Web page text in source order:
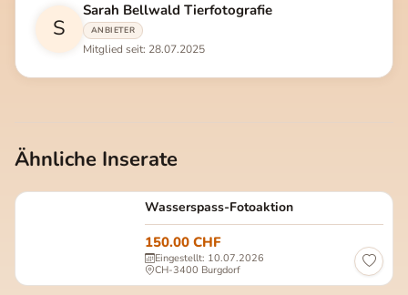
S
Sarah Bellwald Tierfotografie
ANBIETER
Mitglied seit: 28.07.2025
Ähnliche Inserate
Wasserspass-Fotoaktion
150.00 CHF
Eingestellt: 10.07.2026
CH-3400 Burgdorf